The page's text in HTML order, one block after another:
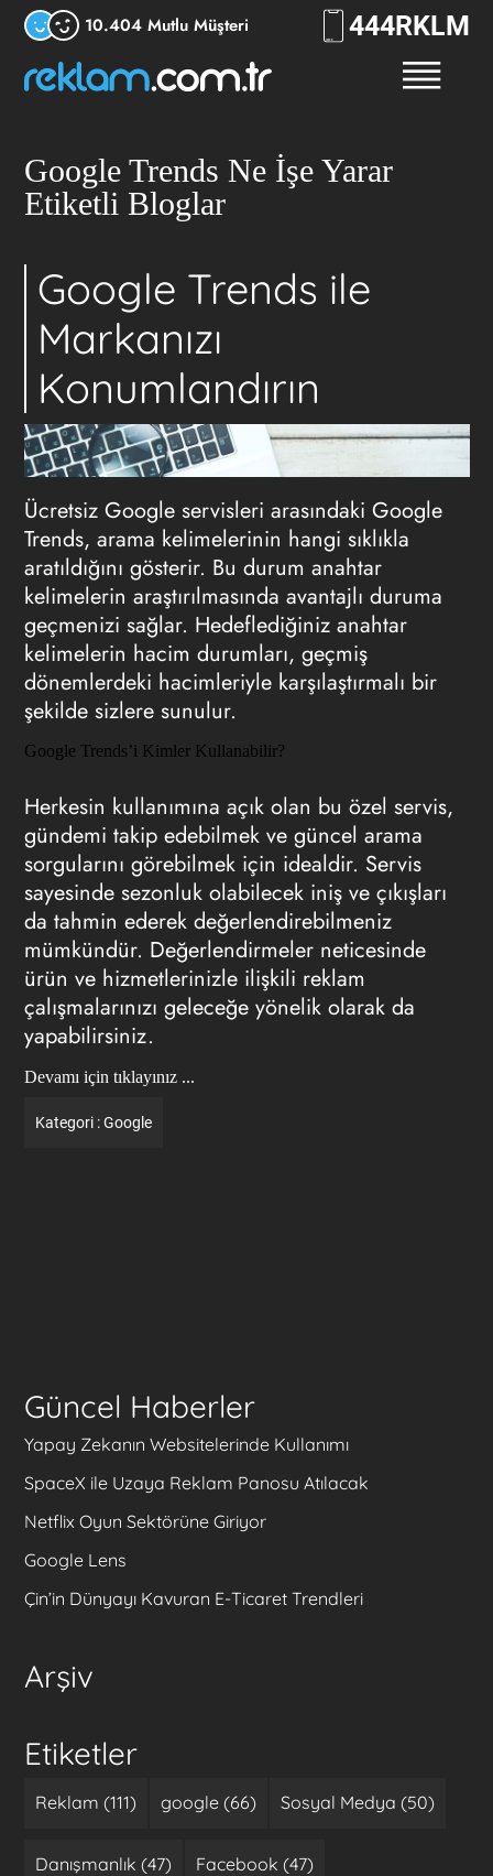
10.404 Mutlu Müşteri 444RKLM
Google Trends Ne İşe Yarar
Etiketli Bloglar
Google Trends ile
Markanızı
Konumlandırın
Ücretsiz Google servisleri arasındaki Google
Trends, arama kelimelerinin hangi sıklıkla
aratıldığını gösterir. Bu durum anahtar
kelimelerin araştırılmasında avantajlı duruma
geçmenizi sağlar. Hedeflediğiniz anahtar
kelimelerin hacim durumları, geçmiş
dönemlerdeki hacimleriyle karşılaştırmalı bir
şekilde sizlere sunulur.
Google Trends’i Kimler Kullanabilir?
Herkesin kullanımına açık olan bu özel servis,
gündemi takip edebilmek ve güncel arama
sorgularını görebilmek için idealdir. Servis
sayesinde sezonluk olabilecek iniş ve çıkışları
da tahmin ederek değerlendirebilmeniz
mümkündür. Değerlendirmeler neticesinde
ürün ve hizmetlerinizle ilişkili reklam
çalışmalarınızı geleceğe yönelik olarak da
yapabilirsiniz.
Devamı için tıklayınız ...
Kategori :Google
Güncel Haberler
Yapay Zekanın Websitelerinde Kullanımı
SpaceX ile Uzaya Reklam Panosu Atılacak
Netflix Oyun Sektörüne Giriyor
Google Lens
Çin’in Dünyayı Kavuran E-Ticaret Trendleri
Arşiv
Etiketler
Reklam (111) google (66) Sosyal Medya (50)
Danışmanlık (47) Facebook (47)